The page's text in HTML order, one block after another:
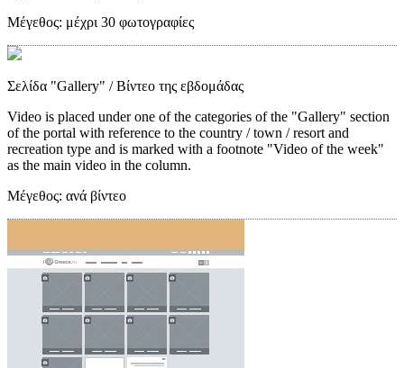
Μέγεθος: μέχρι 30 φωτογραφίες
Σελίδα "Gallery" / Βίντεο της εβδομάδας
Video is placed under one of the categories of the "Gallery" section
of the portal with reference to the country / town / resort and
recreation type and is marked with a footnote "Video of the week"
as the main video in the column.
Μέγεθος: ανά βίντεο